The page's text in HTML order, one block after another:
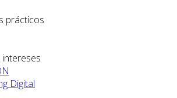
prácticos
Digital